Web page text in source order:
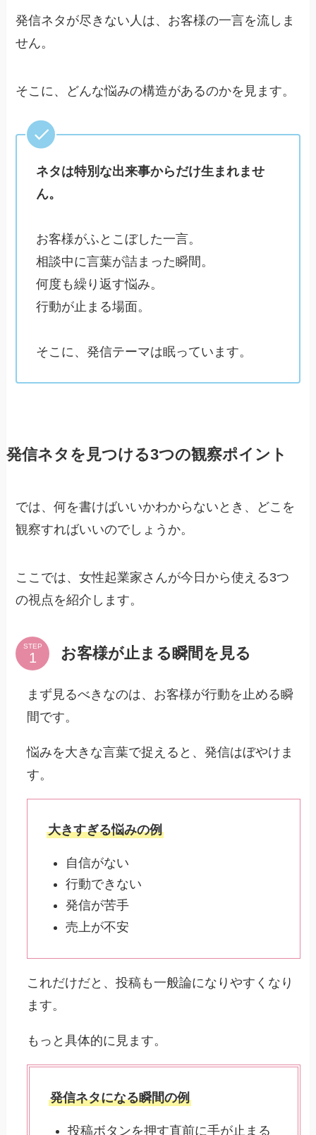
発信ネタが尽きない人は、お客様の一言を流しま
せん。
そこに、どんな悩みの構造があるのかを見ます。
ネタは特別な出来事からだけ生まれませ
ん。
お客様がふとこぼした一言。
相談中に言葉が詰まった瞬間。
何度も繰り返す悩み。
行動が止まる場面。
そこに、発信テーマは眠っています。
発信ネタを見つける3つの観察ポイント
では、何を書けばいいかわからないとき、どこを
観察すればいいのでしょうか。
ここでは、女性起業家さんが今日から使える3つ
の視点を紹介します。
STEP お客様が止まる瞬間を見る
まず見るべきなのは、お客様が行動を止める瞬
間です。
悩みを大きな言葉で捉えると、発信はぼやけま
す。
大きすぎる悩みの例
自信がない
行動できない
発信が苦手
売上が不安
これだけだと、投稿も一般論になりやすくなり
ます。
もっと具体的に見ます。
発信ネタになる瞬間の例
投稿ボタンを押す直前に手が止まる